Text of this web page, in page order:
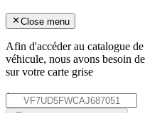
Close menu
Afin d'accéder au catalogue
véhicule, nous avons besoin
sur votre carte grise
*